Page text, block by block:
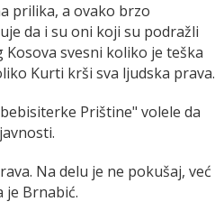
prilika, a ovako brzo
da i su oni koji su podražli
svesni koliko je teška
Kurti krši sva ljudska prava.
Prištine" volele da
Na delu je ne pokušaj, već
je Brnabić.